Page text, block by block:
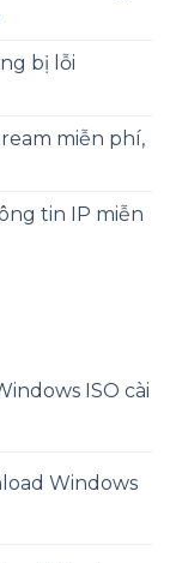
bị lỗi
miễn phí,
tin IP miễn
ISO cài
Windows